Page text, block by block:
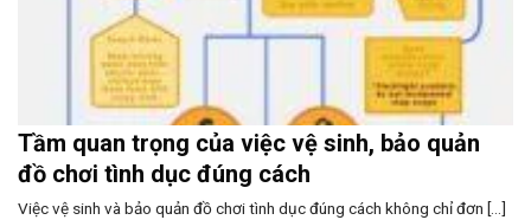
Tầm quan trọng của việc vệ sinh, bảo quản
đồ chơi tình dục đúng cách
Việc vệ sinh và bảo quản đồ chơi tình dục đúng cách không chỉ đơn [...]